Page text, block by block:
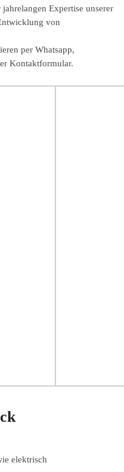
Expertise unserer
von
per Whatsapp,
Kontaktformular.
elektrisch